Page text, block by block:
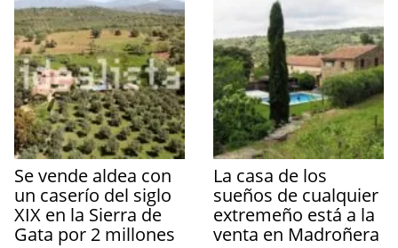
Se vende aldea con
un caserío del siglo
XIX en la Sierra de
Gata por 2 millones
La casa de los
sueños de cualquier
extremeño está a la
venta en Madroñera